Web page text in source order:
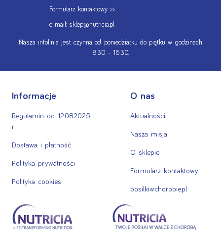
Formularz kontaktowy >>
e-mail: sklep@nutricia.pl
Nasza infolinia jest czynna od poniedziałku do piątku w godzinach
8:30 - 16:30.
Informacje
Regulamin od 12.08.2025
r.
Dostawa i płatność
Polityka prywatności
Polityka cookies
O nas
Aktualności
Nasza misja
O sklepie
Formularz kontaktowy
posilkiwchorobie.pl